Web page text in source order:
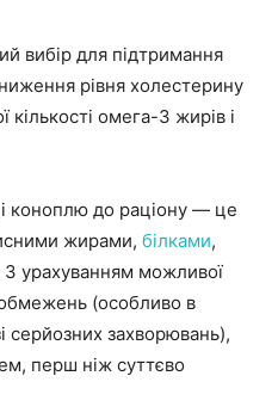
вибір для підтримання
рівня холестерину
кількості омега-3 жирів і
коноплю до раціону — це
жирами, білками,
З урахуванням можливої
обмежень (особливо в
серйозних захворювань),
перш ніж суттєво